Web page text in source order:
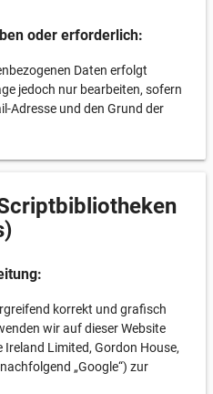
oder erforderlich:
Daten erfolgt
jedoch nur bearbeiten, sofern
Adresse und den Grund der
korrekt und grafisch
wir auf dieser Website
Ireland Limited, Gordon House,
„Google“) zur